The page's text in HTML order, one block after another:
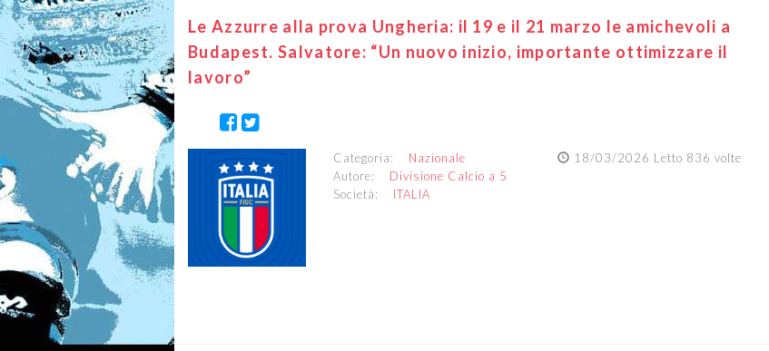
Le Azzurre alla prova Ungheria: il 19 e il 21 marzo le amichevoli a
Budapest. Salvatore: “Un nuovo inizio, importante ottimizzare il
lavoro”
18/03/2026 Letto 836 volte
Categoria: Nazionale
Autore: Divisione Calcio a 5
Società: ITALIA